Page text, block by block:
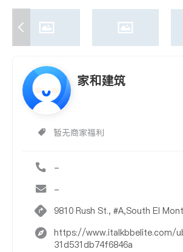
家和建筑
暂无商家福利
-
-
9810 Rush St., #A,South El
https://www.italkbbelite.com/
31d531db74f6846a